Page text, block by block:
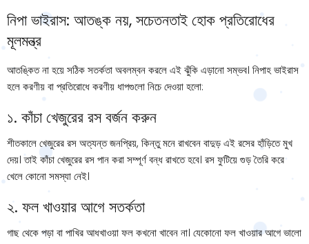
নিপা ভাইরাস: আতঙ্ক নয়, সচেতনতাই হোক প্রতিরোধের
মূলমন্ত্র
আতঙ্কিত না হয়ে সঠিক সতর্কতা অবলম্বন করলে এই ঝুঁকি এড়ানো সম্ভব। নিপাহ ভাইরাস
হলে করণীয় বা প্রতিরোধে করণীয় ধাপগুলো নিচে দেওয়া হলো:
১. কাঁচা খেজুরের রস বর্জন করুন
শীতকালে খেজুরের রস অত্যন্ত জনপ্রিয়, কিন্তু মনে রাখবেন বাদুড় এই রসের হাঁড়িতে মুখ
দেয়। তাই কাঁচা খেজুরের রস পান করা সম্পূর্ণ বন্ধ রাখতে হবে। রস ফুটিয়ে গুড় তৈরি করে
খেলে কোনো সমস্যা নেই।
২. ফল খাওয়ার আগে সতর্কতা
গাছ থেকে পড়া বা পাখির আধখাওয়া ফল কখনো খাবেন না। যেকোনো ফল খাওয়ার আগে ভালো